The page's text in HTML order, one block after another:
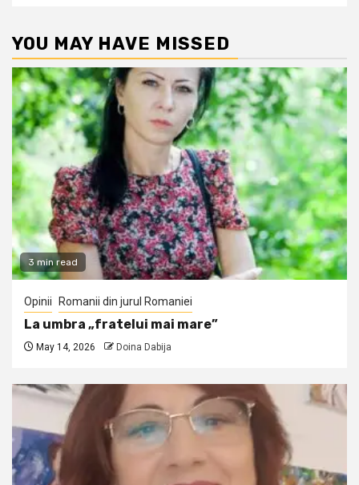
YOU MAY HAVE MISSED
3 min read
Opinii Romanii din jurul Romaniei
La umbra „fratelui mai mare”
May 14, 2026 Doina Dabija